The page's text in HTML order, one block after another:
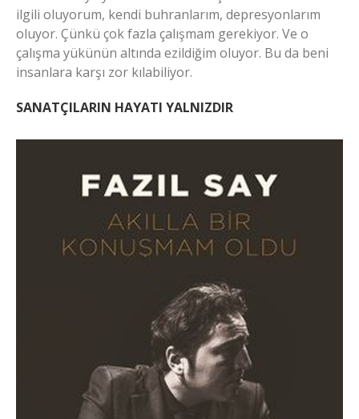
ilgili oluyorum, kendi buhranlarım, depresyonlarım
oluyor. Çünkü çok fazla çalışmam gerekiyor. Ve o
çalışma yükünün altında ezildiğim oluyor. Bu da beni
insanlara karşı zor kılabiliyor.
SANATÇILARIN HAYATI YALNIZDIR